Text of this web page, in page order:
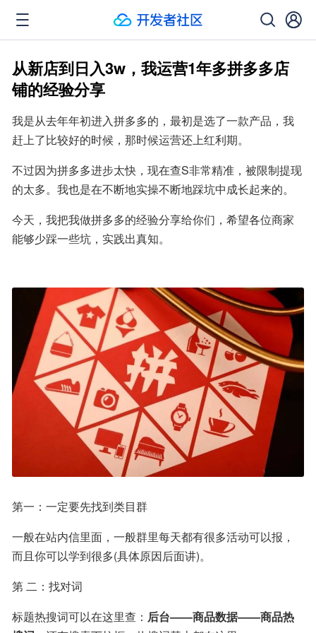
从新店到日入3w，我运营1年多拼多多店
铺的经验分享
我是从去年年初进入拼多多的，最初是选了一款产品，我
赶上了比较好的时候，那时候运营还上红利期。
不过因为拼多多进步太快，现在查S非常精准，被限制提现
的太多。我也是在不断地实操不断地踩坑中成长起来的。
今天，我把我做拼多多的经验分享给你们，希望各位商家
能够少踩一些坑，实践出真知。
第一：一定要先找到类目群
一般在站内信里面，一般群里每天都有很多活动可以报，
而且你可以学到很多(具体原因后面讲)。
第 二：找对词
标题热搜词可以在这里查： 后台——商品数据——商品热